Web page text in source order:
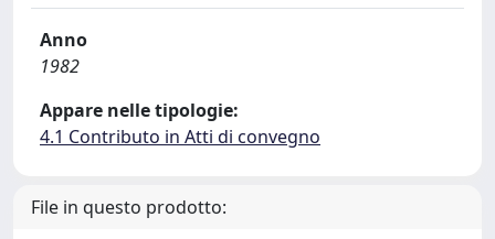
Anno
1982
Appare nelle tipologie:
4.1 Contributo in Atti di convegno
File in questo prodotto: